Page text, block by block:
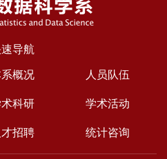
导航
概况
人员队伍
科研
学术活动
才招聘 统计咨询